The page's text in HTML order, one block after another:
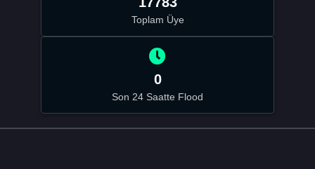
Toplam Üye
0
Son 24 Saatte Flood